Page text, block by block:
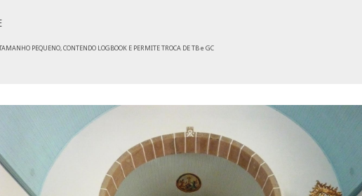
PEQUENO, CONTENDO LOGBOOK E PERMITE TROCA DE TB e GC